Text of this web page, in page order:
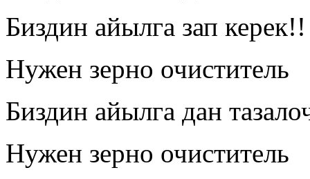
Биздин айылга зап керек!!
Нужен зерно очиститель
Биздин айылга дан
Нужен зерно очиститель